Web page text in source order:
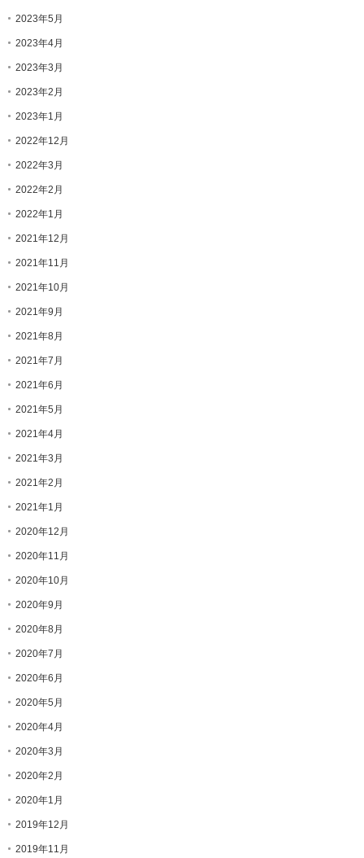
2023年5月
2023年4月
2023年3月
2023年2月
2023年1月
2022年12月
2022年3月
2022年2月
2022年1月
2021年12月
2021年11月
2021年10月
2021年9月
2021年8月
2021年7月
2021年6月
2021年5月
2021年4月
2021年3月
2021年2月
2021年1月
2020年12月
2020年11月
2020年10月
2020年9月
2020年8月
2020年7月
2020年6月
2020年5月
2020年4月
2020年3月
2020年2月
2020年1月
2019年12月
2019年11月